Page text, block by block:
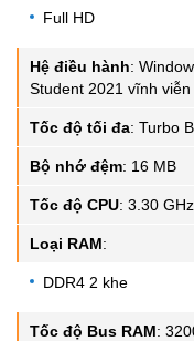
Full HD
Hệ điều hành:
Student 2021 vĩnh viễn
Tốc độ tối đa: Turbo
Bộ nhớ đệm: 16 MB
Tốc độ CPU: 3.30 GHz
Loại RAM:
DDR4 2 khe
Tốc độ Bus RAM: